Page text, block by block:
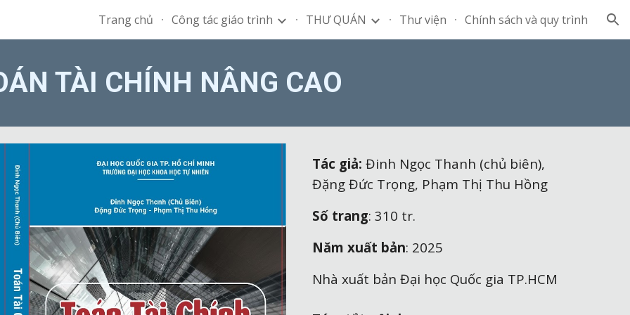
Skip to navigation
Trang chủ Công tác giáo trình THƯ QUÁN Thư viện Chính sách và quy trình
TÀI CHÍNH NÂNG CAO
Tác giả: Đinh Ngọc Thanh (chủ biên),
Đặng Đức Trọng, Phạm Thị Thu Hồng
Số trang:310 tr.
Năm xuất bản: 2025
Nhà xuất bản Đại học Quốc gia TP.HCM